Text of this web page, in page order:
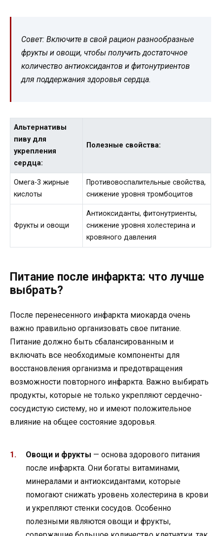
Совет: Включите в свой рацион разнообразные
фрукты и овощи, чтобы получить достаточное
количество антиоксидантов и фитонутриентов
для поддержания здоровья сердца.
Альтернативы
пиву для
укрепления
сердца:
Полезные свойства:
Омега-3 жирные
кислоты
Противовоспалительные свойства,
снижение уровня тромбоцитов
Фрукты и овощи
Антиоксиданты, фитонутриенты,
снижение уровня холестерина и
кровяного давления
Питание после инфаркта: что лучше
выбрать?
После перенесенного инфаркта миокарда очень
важно правильно организовать свое питание.
Питание должно быть сбалансированным и
включать все необходимые компоненты для
восстановления организма и предотвращения
возможности повторного инфаркта. Важно выбирать
продукты, которые не только укрепляют сердечно-
сосудистую систему, но и имеют положительное
влияние на общее состояние здоровья.
Овощи и фрукты — основа здорового питания
после инфаркта. Они богаты витаминами,
минералами и антиоксидантами, которые
помогают снижать уровень холестерина в крови
и укрепляют стенки сосудов. Особенно
полезными являются овощи и фрукты,